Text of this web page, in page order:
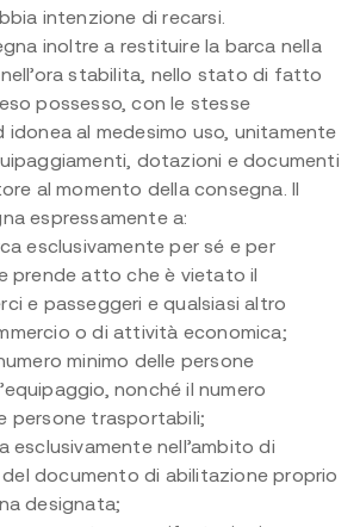
intenzione di recarsi.
inoltre a restituire la barca nella
stabilita, nello stato di fatto
possesso, con le stesse
al medesimo uso, unitamente
dotazioni e documenti
al momento della consegna. Il
espressamente a:
esclusivamente per sé e per
prende atto che è vietato il
e passeggeri e qualsiasi altro
o di attività economica;
minimo delle persone
nonché il numero
persone trasportabili;
esclusivamente nell’ambito di
documento di abilitazione proprio
designata;